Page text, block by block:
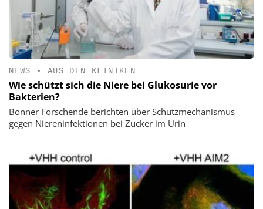
NEWS • AUS DEN KLINIKEN
Wie schützt sich die Niere bei Glukosurie vor
Bakterien?
Bonner Forschende berichten über Schutzmechanismus
gegen Niereninfektionen bei Zucker im Urin